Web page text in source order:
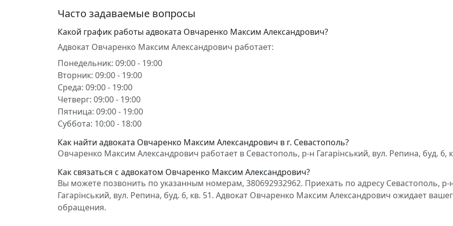
Часто задаваемые вопросы
Какой график работы адвоката Овчаренко Максим Александрович?
Адвокат Овчаренко Максим Александрович работает:
Понедельник: 09:00 - 19:00
Вторник: 09:00 - 19:00
Среда: 09:00 - 19:00
Четверг: 09:00 - 19:00
Пятница: 09:00 - 19:00
Суббота: 10:00 - 18:00
Как найти адвоката Овчаренко Максим Александрович в г. Севастополь?
Овчаренко Максим Александрович работает в Севастополь, р-н Гагарінський, вул. Репина, буд. 6,
Как связаться с адвокатом Овчаренко Максим Александрович?
Вы можете позвонить по указанным номерам, 380692932962. Приехать по адресу Севастополь, р-
Гагарінський, вул. Репина, буд. 6, кв. 51. Адвокат Овчаренко Максим Александрович ожидает
обращения.